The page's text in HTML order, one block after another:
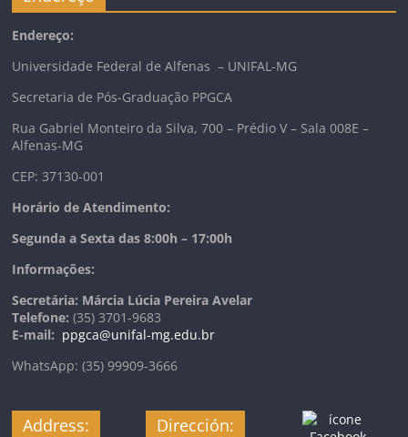
Endereço:
Universidade Federal de Alfenas – UNIFAL-MG
Secretaria de Pós-Graduação PPGCA
Rua Gabriel Monteiro da Silva, 700 – Prédio V – Sala 008E –
Alfenas-MG
CEP: 37130-001
Horário de Atendimento:
Segunda a Sexta das 8:00h – 17:00h
Informações:
Secretária: Márcia Lúcia Pereira Avelar
Telefone: (35) 3701-9683
E-mail: ppgca@unifal-mg.edu.br
WhatsApp: (35) 99909-3666
Address: Dirección: